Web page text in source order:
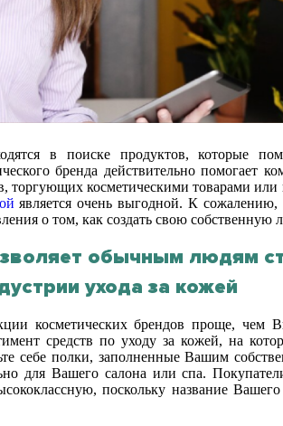
в поиске продуктов, которые
бренда действительно помогает
торгующих косметическими товарами
является очень выгодной. К сожалению,
о том, как создать свою собственную
обычным людям
ухода за кожей
косметических брендов проще, чем
средств по уходу за кожей, на
себе полки, заполненные Вашим
для Вашего салона или спа.
поскольку название